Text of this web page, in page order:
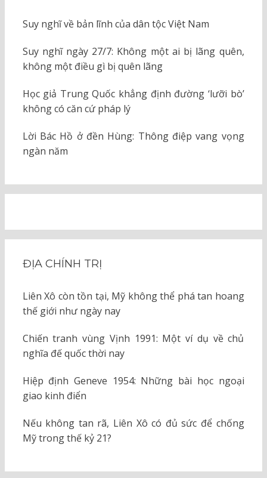
Suy nghĩ về bản lĩnh của dân tộc Việt Nam
Suy nghĩ ngày 27/7: Không một ai bị lãng quên,
không một điều gì bị quên lãng
Học giả Trung Quốc khẳng định đường ‘lưỡi bò’
không có căn cứ pháp lý
Lời Bác Hồ ở đền Hùng: Thông điệp vang vọng
ngàn năm
ĐỊA CHÍNH TRỊ
Liên Xô còn tồn tại, Mỹ không thể phá tan hoang
thế giới như ngày nay
Chiến tranh vùng Vịnh 1991: Một ví dụ về chủ
nghĩa đế quốc thời nay
Hiệp định Geneve 1954: Những bài học ngoại
giao kinh điển
Nếu không tan rã, Liên Xô có đủ sức để chống
Mỹ trong thế kỷ 21?